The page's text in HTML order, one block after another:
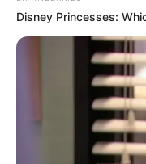
Сейчас он
розыск. Дело
Максимальное
пожизненное
Фото - прокуратура